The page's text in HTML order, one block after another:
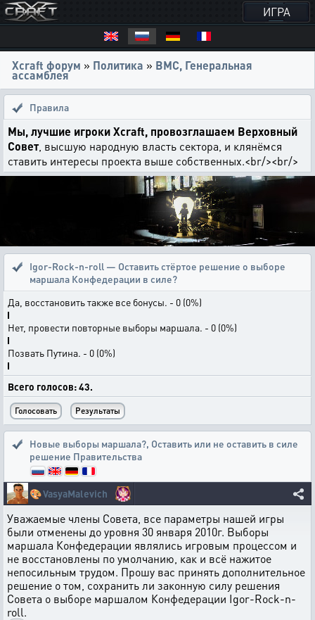
ИГРА
Xcraft форум » Политика » ВМС, Генеральная
ассамблея
Правила
Мы, лучшие игроки Xcraft, провозглашаем Верховный
Совет, высшую народную власть сектора, и клянёмся
ставить интересы проекта выше собственных.<br/><br/>
Igor-Rock-n-roll — Оставить стёртое решение о выборе
маршала Конфедерации в силе?
Да, восстановить также все бонусы. - 0 (0%)
Нет, провести повторные выборы маршала. - 0 (0%)
Позвать Путина. - 0 (0%)
Всего голосов: 43.
Новые выборы маршала?, Оставить или не оставить в силе
решение Правительства
🎨VasyaMalevich
Уважаемые члены Совета, все параметры нашей игры
были отменены до уровня 30 января 2010г. Выборы
маршала Конфедерации являлись игровым процессом и
не восстановлены по умолчанию, как и всё нажитое
непосильным трудом. Прошу вас принять дополнительное
решение о том, сохранить ли законную силу решения
Совета о выборе маршалом Конфедерации Igor-Rock-n-
roll.